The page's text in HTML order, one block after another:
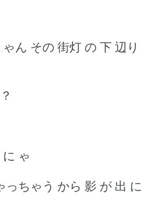
ん その 街灯 の 下 辺り
ゃ
っちゃう から 影 が 出 に